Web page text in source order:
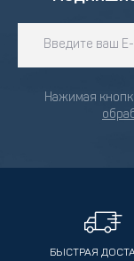
Нажимая
БЫСТРАЯ